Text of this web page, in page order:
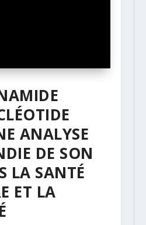
ANALYSE
DE SON
LA SANTÉ
ET LA